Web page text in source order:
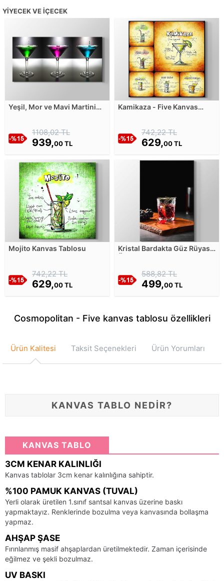
YIYECEK VE İÇECEK
Yeşil, Mor ve Mavi Martini
1108,02 TL
939,00 TL
Kamikaza - Five Kanvas
742,22 TL
629,00 TL
Mojito Kanvas Tablosu
742,22 TL
629,00 TL
Kristal Bardakta Güz Rüyası
588,82 TL
499,00 TL
Cosmopolitan - Five kanvas tablosu özellikleri
Ürün Kalitesi Taksit Seçenekleri Ürün Yorumları
KANVAS TABLO NEDİR?
KANVAS TABLO
3CM KENAR KALINLIĞI
Kanvas tablolar 3cm kenar kalınlığına sahiptir.
%100 PAMUK KANVAS (TUVAL)
Yerli olarak üretilen 1.sınıf santsal kanvas üzerine baskı
yapmaktayız. Renklerinde bozulma veya kanvasında bollaşma
yapmaz.
AHŞAP ŞASE
Fırınlanmış masif ahşaplardan üretilmektedir. Zaman içerisinde
eğilmez ve şekli bozulmaz.
UV BASKI